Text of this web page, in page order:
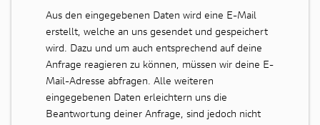
Aus den eingegebenen Daten wird eine E-Mail
erstellt, welche an uns gesendet und gespeichert
wird. Dazu und um auch entsprechend auf deine
Anfrage reagieren zu können, müssen wir deine E-
Mail-Adresse abfragen. Alle weiteren
eingegebenen Daten erleichtern uns die
Beantwortung deiner Anfrage, sind jedoch nicht